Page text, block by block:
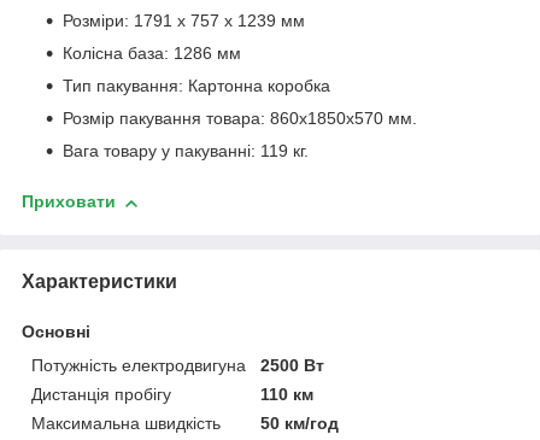
Розміри: 1791 х 757 х 1239 мм
Колісна база: 1286 мм
Тип пакування: Картонна коробка
Розмір пакування товара: 860х1850х570 мм.
Вага товару у пакуванні: 119 кг.
Приховати
Характеристики
Основні
Потужність електродвигуна
2500 Вт
Дистанція пробігу
110 км
Максимальна швидкість
50 км/год